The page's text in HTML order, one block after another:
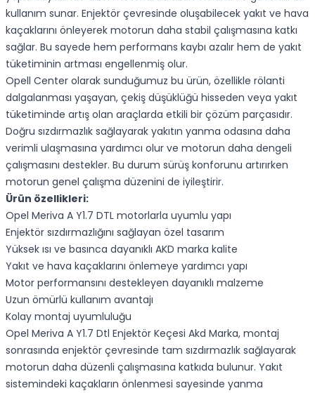
kullanım sunar. Enjektör çevresinde oluşabilecek yakıt ve hava
kaçaklarını önleyerek motorun daha stabil çalışmasına katkı
sağlar. Bu sayede hem performans kaybı azalır hem de yakıt
tüketiminin artması engellenmiş olur.
Opell Center olarak sunduğumuz bu ürün, özellikle rölanti
dalgalanması yaşayan, çekiş düşüklüğü hisseden veya yakıt
tüketiminde artış olan araçlarda etkili bir çözüm parçasıdır.
Doğru sızdırmazlık sağlayarak yakıtın yanma odasına daha
verimli ulaşmasına yardımcı olur ve motorun daha dengeli
çalışmasını destekler. Bu durum sürüş konforunu artırırken
motorun genel çalışma düzenini de iyileştirir.
Ürün özellikleri:
Opel Meriva A Y1.7 DTL motorlarla uyumlu yapı
Enjektör sızdırmazlığını sağlayan özel tasarım
Yüksek ısı ve basınca dayanıklı AKD marka kalite
Yakıt ve hava kaçaklarını önlemeye yardımcı yapı
Motor performansını destekleyen dayanıklı malzeme
Uzun ömürlü kullanım avantajı
Kolay montaj uyumluluğu
Opel Meriva A Y1.7 Dtl Enjektör Keçesi Akd Marka, montaj
sonrasında enjektör çevresinde tam sızdırmazlık sağlayarak
motorun daha düzenli çalışmasına katkıda bulunur. Yakıt
sistemindeki kaçakların önlenmesi sayesinde yanma